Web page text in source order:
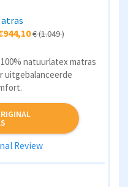
€ (1.049 )
natuurlatex matras
uitgebalanceerde
Review